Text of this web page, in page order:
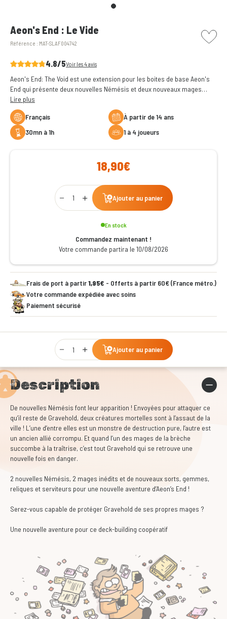
Aeon's End : Le Vide
Référence : MAT-SLAF004742
picto
4.8/5Voir les 4 avis
Aeon's End: The Void est une extension pour les boites de base Aeon's
End qui présente deux nouvelles Némésis et deux nouveaux mages
inédits. Une nouvelle aventure pour ce deck-building coopératif.
Lire plus
Français
à partir de 14 ans
30mn à 1h
1 à 4 joueurs
18,90€
Qty
Ajouter au panier
En stock
Commandez maintenant !
Votre commande partira le 10/08/2026
Frais de port à partir1,95€ - Offerts à partir 60€ (France métro.)
Votre commande expédiée avec soins
Paiement sécurisé
Qty
Ajouter au panier
Description
De nouvelles Némésis font leur apparition ! Envoyées pour attaquer ce
qu’il reste de Gravehold, deux créatures mortelles sont à l’assaut de la
ville ! L’une d’entre elles est un monstre de destruction pure, l’autre est
un ancien allié corrompu. Et quand l’un des mages de la brèche
succombe à la traîtrise, c’est tout Gravehold qui se retrouve une
nouvelle fois en danger.
2 nouvelles Némésis, 2 mages inédits et de nouveaux sorts, gemmes,
reliques et serviteurs pour une nouvelle aventure d’Aeon’s End !
Serez-vous capable de protéger Gravehold de ses propres mages ?
Une nouvelle aventure pour ce deck-building coopératif